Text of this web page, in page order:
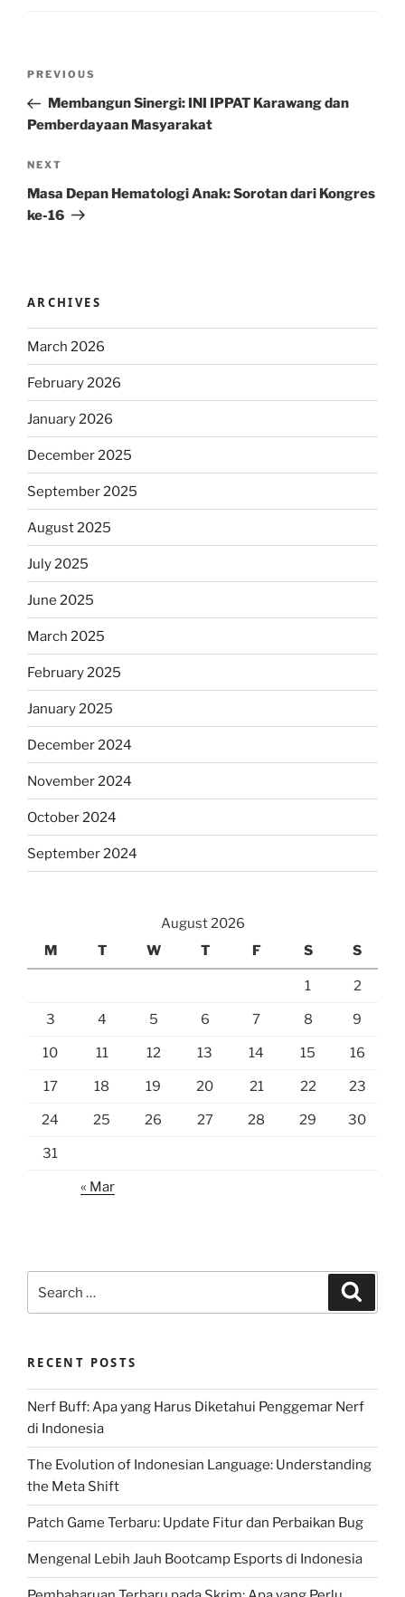
Previous
Post
PREVIOUS
Membangun Sinergi: INI IPPAT Karawang dan
Pemberdayaan Masyarakat
Next
Post
NEXT
Masa Depan Hematologi Anak: Sorotan dari Kongres
ke-16
ARCHIVES
March 2026
February 2026
January 2026
December 2025
September 2025
August 2025
July 2025
June 2025
March 2025
February 2025
January 2025
December 2024
November 2024
October 2024
September 2024
August 2026
M
T W T F S S
1 2
3 4 5 6 7 8 9
10 11 12 13 14 15 16
17 18 19 20 21 22 23
24 25 26 27 28 29 30
31
« Mar
for:
RECENT POSTS
Nerf Buff: Apa yang Harus Diketahui Penggemar Nerf
di Indonesia
The Evolution of Indonesian Language: Understanding
the Meta Shift
Patch Game Terbaru: Update Fitur dan Perbaikan Bug
Mengenal Lebih Jauh Bootcamp Esports di Indonesia